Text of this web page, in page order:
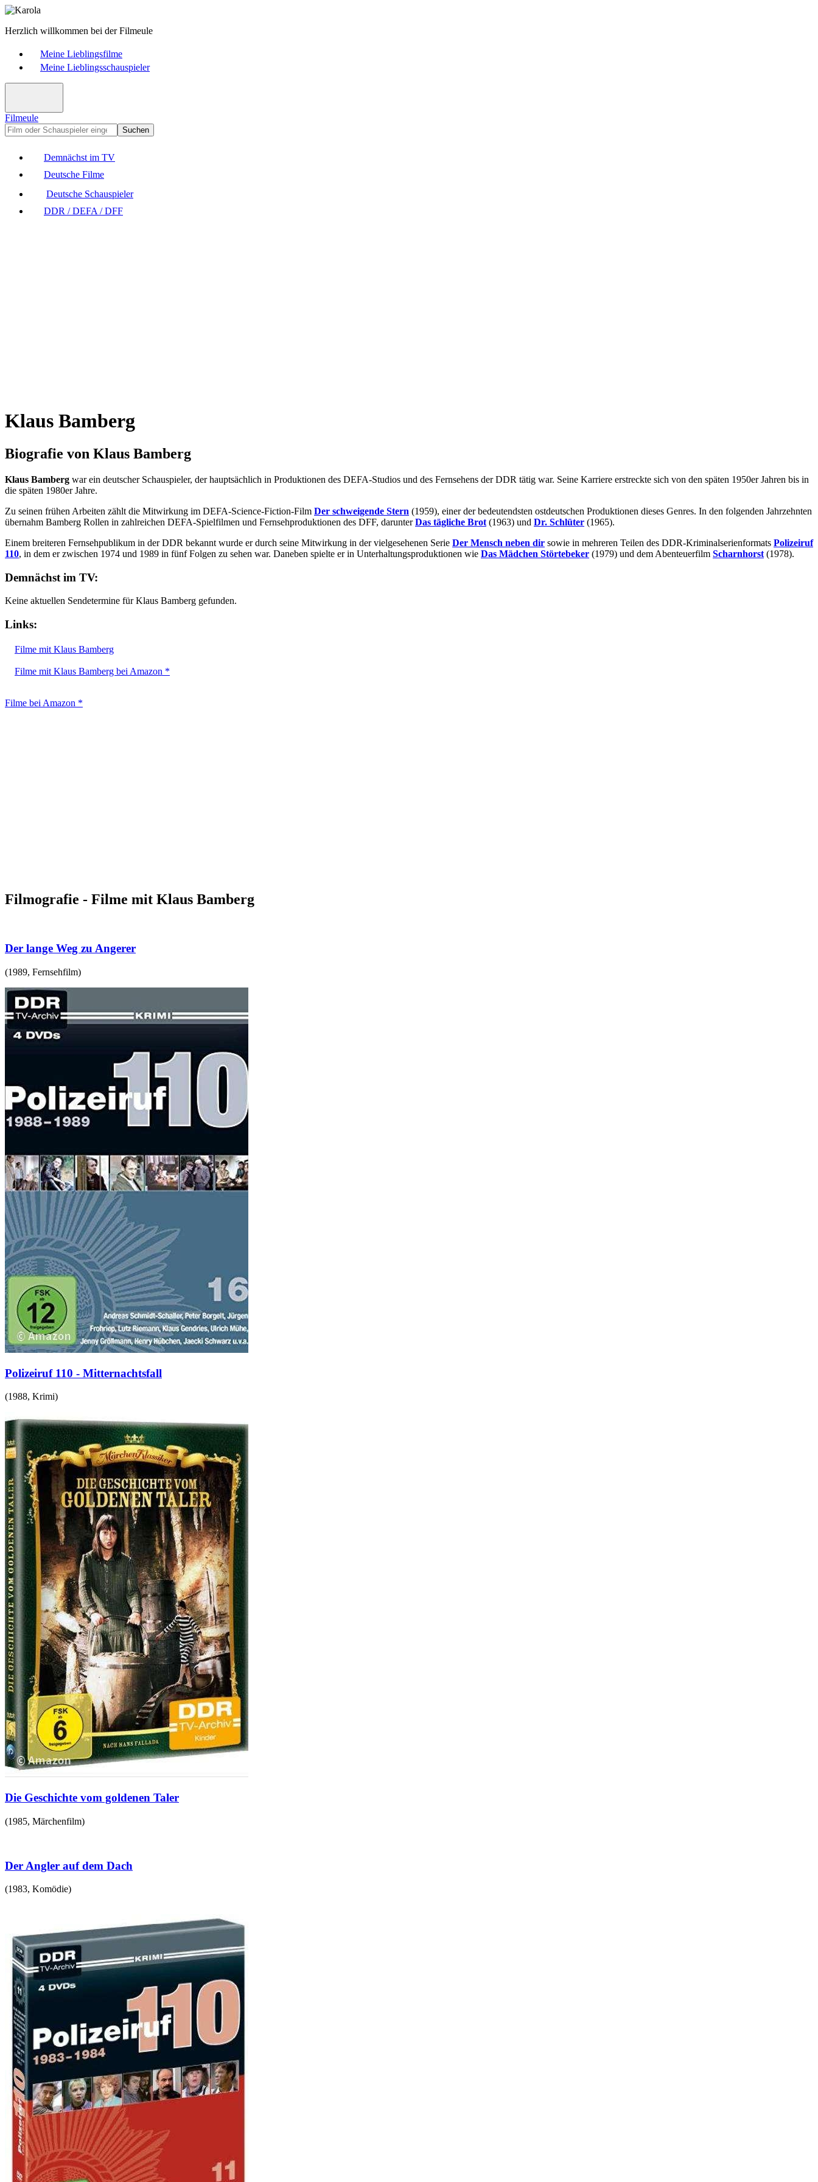
Herzlich willkommen bei der Filmeule
Meine Lieblingsfilme
Meine Lieblingsschauspieler
Filmeule
Suchen
Demnächst im TV
Deutsche Filme
Deutsche Schauspieler
DDR / DEFA / DFF
Klaus Bamberg
Biografie von Klaus Bamberg
Klaus Bamberg war ein deutscher Schauspieler, der hauptsächlich in Produktionen des DEFA-Studios und des Fernsehens der DDR tätig war. Seine Karriere erstreckte sich von den späten 1950er Jahren bis in
die späten 1980er Jahre.
Zu seinen frühen Arbeiten zählt die Mitwirkung im DEFA-Science-Fiction-Film Der schweigende Stern (1959), einer der bedeutendsten ostdeutschen Produktionen dieses Genres. In den folgenden Jahrzehnten
übernahm Bamberg Rollen in zahlreichen DEFA-Spielfilmen und Fernsehproduktionen des DFF, darunterDas tägliche Brot (1963) und Dr. Schlüter (1965).
Einem breiteren Fernsehpublikum in der DDR bekannt wurde er durch seine Mitwirkung in der vielgesehenen Serie Der Mensch neben dir sowie in mehreren Teilen des DDR-Kriminalserienformats Polizeiruf
110, in dem er zwischen 1974 und 1989 in fünf Folgen zu sehen war. Daneben spielte er in Unterhaltungsproduktionen wie Das Mädchen Störtebeker (1979) und dem Abenteuerfilm Scharnhorst (1978).
Demnächst im TV:
Keine aktuellen Sendetermine für Klaus Bamberg gefunden.
Links:
Filme mit Klaus Bamberg
Filme mit Klaus Bamberg bei Amazon *
Filme bei Amazon *
Filmografie - Filme mit Klaus Bamberg
Der lange Weg zu Angerer
(1989, Fernsehfilm)
Polizeiruf 110 - Mitternachtsfall
(1988, Krimi)
Die Geschichte vom goldenen Taler
(1985, Märchenfilm)
Der Angler auf dem Dach
(1983, Komödie)